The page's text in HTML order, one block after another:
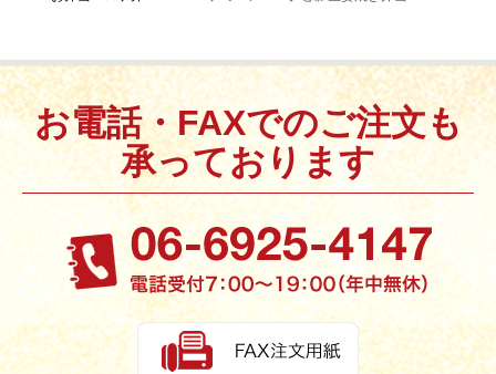
お買い物を続ける カートへ進む
お電話・FAXでのご注文も
承っております